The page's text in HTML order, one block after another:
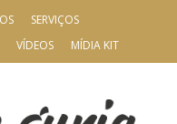
SERVIÇOS
VÍDEOS MÍDIA KIT